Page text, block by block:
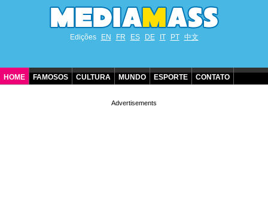
Edições EN FR ES DE IT PT 中文
HOME FAMOSOS CULTURA MUNDO ESPORTE CONTATO